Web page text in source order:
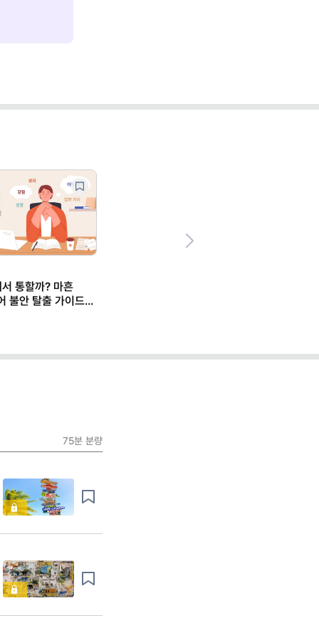
통할까? 마흔
불안 탈출 가이드
75분 분량